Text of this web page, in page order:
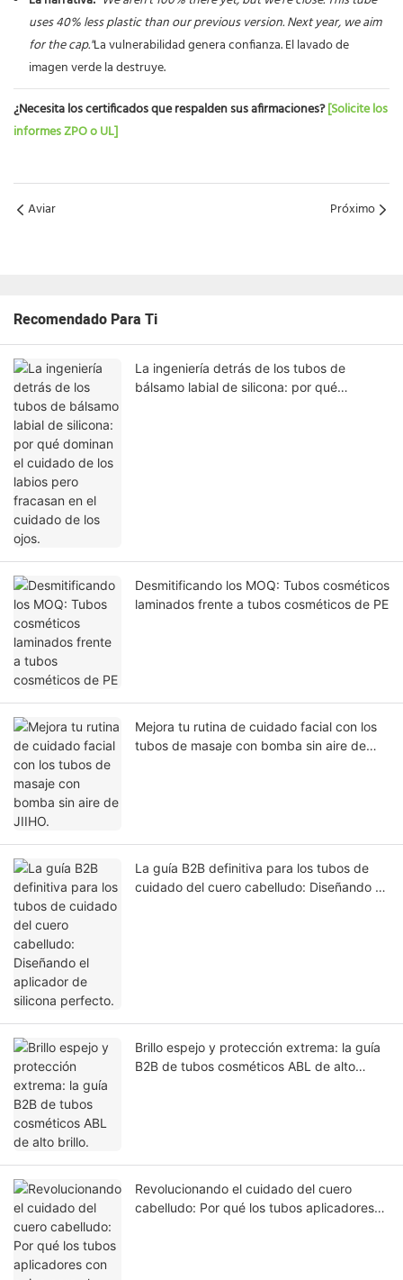
uses 40% less plastic than our previous version. Next year, we aim
for the cap."La vulnerabilidad genera confianza. El lavado de
imagen verde la destruye.
¿Necesita los certificados que respalden sus afirmaciones?[Solicite los
informes ZPO o UL]
Aviar Próximo
Recomendado Para Ti
La ingeniería detrás de los tubos de
bálsamo labial de silicona: por qué
Desmitificando los MOQ: Tubos cosméticos
laminados frente a tubos cosméticos de PE
Mejora tu rutina de cuidado facial con los
tubos de masaje con bomba sin aire de
La guía B2B definitiva para los tubos de
cuidado del cuero cabelludo: Diseñando el
Brillo espejo y protección extrema: la guía
B2B de tubos cosméticos ABL de alto
Revolucionando el cuidado del cuero
cabelludo: Por qué los tubos aplicadores